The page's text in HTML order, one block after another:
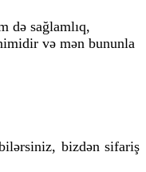
də sağlamlıq,
və mən bununla
bizdən sifariş